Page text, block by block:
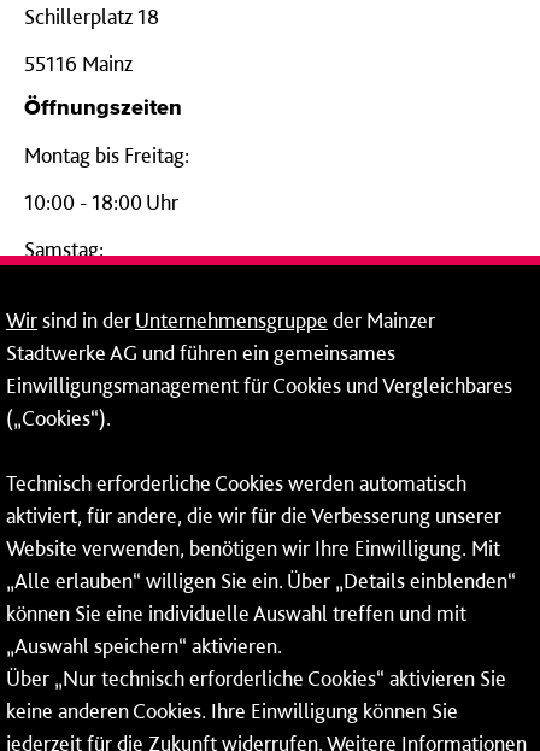
Schillerplatz 18
55116 Mainz
Öffnungszeiten
Montag bis Freitag:
10:00 - 18:00 Uhr
Samstag:
24-Stunden-Telefon*
06131 – 12 77 77
Fax: 06131 – 12 66 66
* Montags bis freitags bis 7 und ab 18 Uhr sowie an
Wochenenden und Feiertagen ganztags werden Ihre
Anrufe je nach Themenauswahl an ein Callcenter des
RMV oder von nextbike weitergeleitet. Dort erhalten Sie
ausschließlich Auskünfte zum Fahrplan bzw. zu
meinRad.
Wirsind in derUnternehmensgruppe der Mainzer
Stadtwerke AG und führen ein gemeinsames
Einwilligungsmanagement für Cookies und Vergleichbares
(„Cookies“).
Technisch erforderliche Cookies werden automatisch
aktiviert, für andere, die wir für die Verbesserung unserer
Website verwenden, benötigen wir Ihre Einwilligung. Mit
„Alle erlauben“ willigen Sie ein. Über „Details einblenden“
können Sie eine individuelle Auswahl treffen und mit
„Auswahl speichern“ aktivieren.
Über „Nur technisch erforderliche Cookies“ aktivieren Sie
keine anderen Cookies. Ihre Einwilligung können Sie
jederzeit für die Zukunft widerrufen. Weitere Informationen